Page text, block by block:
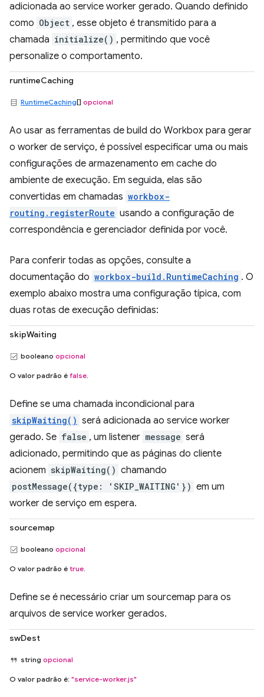
adicionada ao service worker gerado. Quando definido
como Object , esse objeto é transmitido para a
chamada initialize() , permitindo que você
personalize o comportamento.
runtimeCaching
RuntimeCaching[] opcional
Ao usar as ferramentas de build do Workbox para gerar
o worker de serviço, é possível especificar uma ou mais
configurações de armazenamento em cache do
ambiente de execução. Em seguida, elas são
convertidas em chamadas workbox-
routing.registerRoute usando a configuração de
correspondência e gerenciador definida por você.
Para conferir todas as opções, consulte a
documentação do workbox-build.RuntimeCaching . O
exemplo abaixo mostra uma configuração típica, com
duas rotas de execução definidas:
skipWaiting
booleano opcional
O valor padrão é false.
Define se uma chamada incondicional para
skipWaiting() será adicionada ao service worker
gerado. Se false , um listener message será
adicionado, permitindo que as páginas do cliente
acionem skipWaiting() chamando
postMessage({type: 'SKIP_WAITING'}) em um
worker de serviço em espera.
sourcemap
booleano opcional
O valor padrão é true.
Define se é necessário criar um sourcemap para os
arquivos de service worker gerados.
swDest
string opcional
O valor padrão é: "service-worker.js"